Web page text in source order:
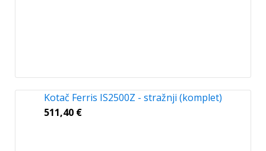
Kotač Ferris IS2500Z - stražnji (komplet)
511,40 €